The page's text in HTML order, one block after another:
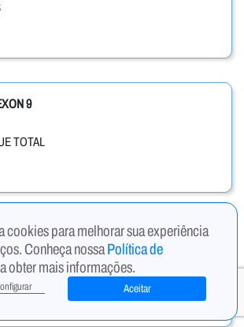
9
TOTAL
IGM
cookies para melhorar sua experiência
Conheça nossaPolítica de
obter mais informações.
Aceitar